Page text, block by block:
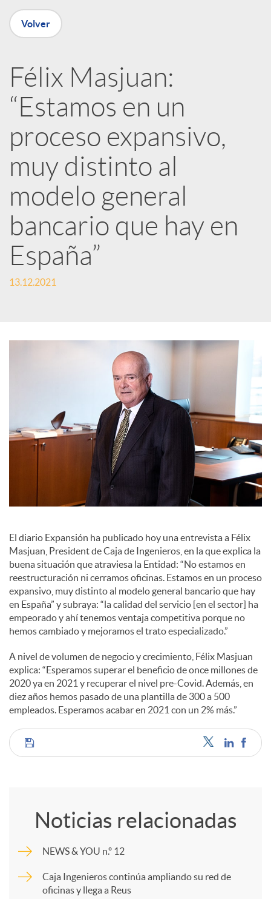
e
R
e
d
e
s
S
a
s
Volver
Félix Masjuan:
“Estamos en un
proceso expansivo,
muy distinto al
modelo general
bancario que hay en
España”
13.12.2021
El diario Expansión ha publicado hoy una entrevista a Félix
Masjuan, President de Caja de Ingenieros, en la que explica la
buena situación que atraviesa la Entidad: “No estamos en
reestructuración ni cerramos oficinas. Estamos en un proceso
expansivo, muy distinto al modelo general bancario que hay
en España” y subraya: “la calidad del servicio [en el sector] ha
empeorado y ahí tenemos ventaja competitiva porque no
hemos cambiado y mejoramos el trato especializado.”
A nivel de volumen de negocio y crecimiento, Félix Masjuan
explica: “Esperamos superar el beneficio de once millones de
2020 ya en 2021 y recuperar el nivel pre-Covid. Además, en
diez años hemos pasado de una plantilla de 300 a 500
empleados. Esperamos acabar en 2021 con un 2% más.”
C
p
Noticias relacionadas
NEWS & YOU n.º 12
Caja Ingenieros continúa ampliando su red de
oficinas y llega a Reus